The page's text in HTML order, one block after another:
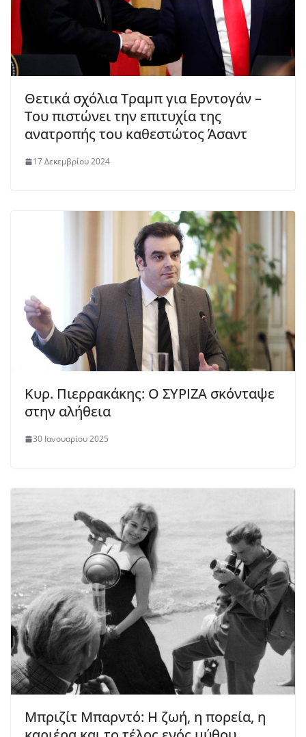
Θετικά σχόλια Τραμπ για Ερντογάν –
Του πιστώνει την επιτυχία της
ανατροπής του καθεστώτος Άσαντ
17 Δεκεμβρίου 2024
Κυρ. Πιερρακάκης: Ο ΣΥΡΙΖΑ σκόνταψε
στην αλήθεια
30 Ιανουαρίου 2025
Μπριζίτ Μπαρντό: Η ζωή, η πορεία, η